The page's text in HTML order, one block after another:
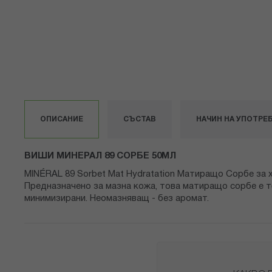
ОПИСАНИЕ
ВИШИ МИНЕРАЛ 89 СОРБЕ 50МЛ
MINÉRAL 89 Sorbet Mat Hydratation Матиращо Сорбе за
Предназначено за мазна кожа, това матиращо сорбе е
минимизирани. Неомазняващ - без аромат.
СЪСТАВ НАЧИН НА